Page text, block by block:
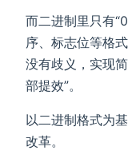
而二进制里只有
序、标志位等格
没有歧义，实现
部提效”。
以二进制格式为
改革。